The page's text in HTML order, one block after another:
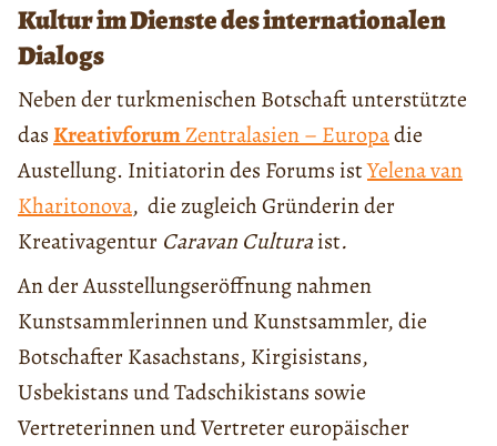
Kultur im Dienste des internationalen
Dialogs
Neben der turkmenischen Botschaft unterstützte
dasKreativforumZentralasien – Europadie
Austellung. Initiatorin des Forums istYelena van
Kharitonova, die zugleich Gründerin der
Kreativagentur Caravan Culturaist.
An der Ausstellungseröffnung nahmen
Kunstsammlerinnen und Kunstsammler, die
Botschafter Kasachstans, Kirgisistans,
Usbekistans und Tadschikistans sowie
Vertreterinnen und Vertreter europäischer